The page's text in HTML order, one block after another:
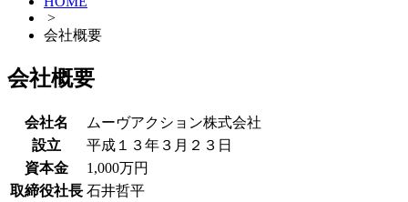
>
会社概要
会社概要
会社名
ムーヴアクション株式会社
設立
平成１３年３月２３日
資本金
1,000万円
取締役社長 石井哲平